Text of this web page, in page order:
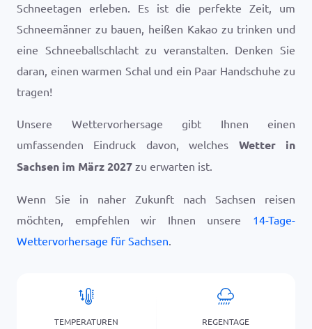
Schneetagen erleben. Es ist die perfekte Zeit, um
Schneemänner zu bauen, heißen Kakao zu trinken und
eine Schneeballschlacht zu veranstalten. Denken Sie
daran, einen warmen Schal und ein Paar Handschuhe zu
tragen!
Unsere Wettervorhersage gibt Ihnen einen
umfassenden Eindruck davon, welches Wetter in
Sachsen im März 2027 zu erwarten ist.
Wenn Sie in naher Zukunft nach Sachsen reisen
möchten, empfehlen wir Ihnen unsere 14-Tage-
Wettervorhersage für Sachsen.
TEMPERATUREN REGENTAGE